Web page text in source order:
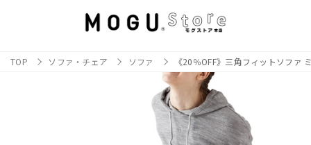
TOP ソファ・チェア ソファ 《20％OFF》三角フィットソファ